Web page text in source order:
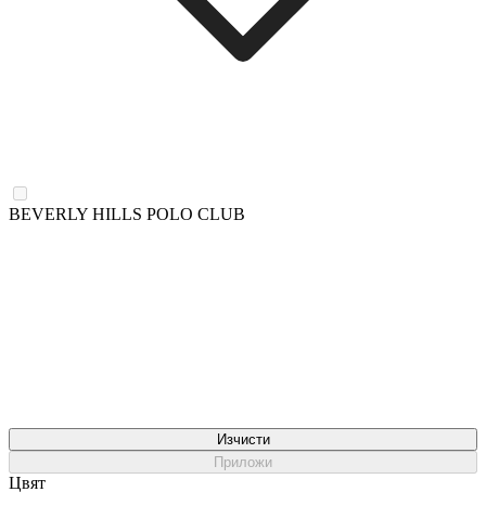
BEVERLY HILLS POLO CLUB
Изчисти
Приложи
Цвят